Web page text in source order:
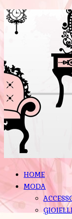
HOME
MODA
GIOIELLI